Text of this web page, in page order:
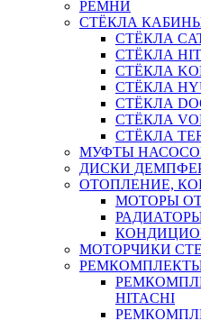
РЕМНИ
СТЁКЛА
СТЁКЛА
СТЁКЛА
СТЁКЛА
СТЁКЛА
СТЁКЛА
СТЁКЛА
СТЁКЛА
МУФТЫ
ДИСКИ
ОТОПЛЕНИЕ,
МОТОРЫ
МОТОРЧИКИ
HITACHI